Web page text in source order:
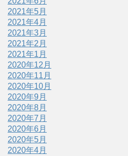
2021年5月
2021年4月
2021年3月
2021年2月
2021年1月
2020年12月
2020年11月
2020年10月
2020年9月
2020年8月
2020年7月
2020年6月
2020年5月
2020年4月